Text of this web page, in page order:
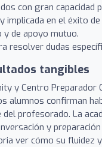
con gran capacidad
implicada en el éxito de
y de apoyo mutuo.
resolver dudas
tangibles
y Centro
alumnos confirman
profesorado. La
y
ver cómo su fluidez